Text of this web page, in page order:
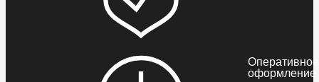
Оперативное
оформление